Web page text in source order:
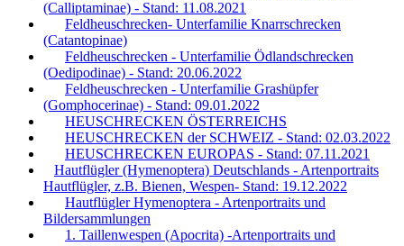
(Calliptaminae) - Stand: 11.08.2021
Feldheuschrecken- Unterfamilie Knarrschrecken
(Catantopinae)
Feldheuschrecken - Unterfamilie Ödlandschrecken
(Oedipodinae) - Stand: 20.06.2022
Feldheuschrecken - Unterfamilie Grashüpfer
(Gomphocerinae) - Stand: 09.01.2022
HEUSCHRECKEN ÖSTERREICHS
HEUSCHRECKEN der SCHWEIZ - Stand: 02.03.2022
HEUSCHRECKEN EUROPAS - Stand: 07.11.2021
Hautflügler (Hymenoptera) Deutschlands - Artenportraits
Hautflügler, z.B. Bienen, Wespen- Stand: 19.12.2022
Hautflügler Hymenoptera - Artenportraits und
Bildersammlungen
1. Taillenwespen (Apocrita) -Artenportraits und